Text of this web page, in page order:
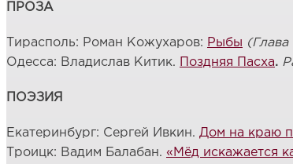
ПРОЗА
Тирасполь: Роман Кожухаров: Рыбы
Одесса: Владислав Китик. Поздняя Пасха.
ПОЭЗИЯ
Екатеринбург: Сергей Ивкин. Дом на краю
Троицк: Вадим Балабан. «Мёд искажается